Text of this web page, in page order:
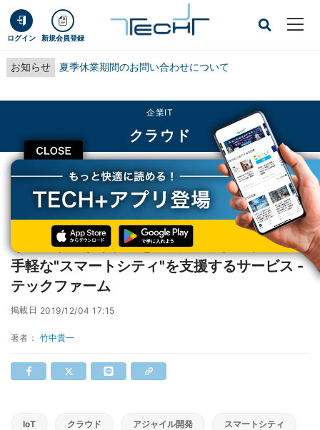
ログイン 新規会員登録
お知らせ 夏季休業期間のお問い合わせについて
CLOSE
企業IT
クラウド
TECH+ 企業IT
クラウド
イベント・ドリブンとIoTプラットフォームで手軽な"スマートシティ"を支援す
イベント・ドリブンとIoTプラットフォームで
手軽な"スマートシティ"を支援するサービス -
テックファーム
掲載日 2019/12/04 17:15
著者： 竹中貴一
IoT クラウド アジャイル開発 スマートシティ